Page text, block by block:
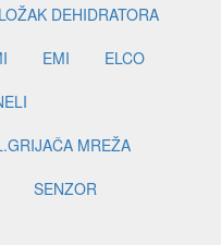
DEHIDRATORA
EMI
ELCO
MREŽA
SENZOR